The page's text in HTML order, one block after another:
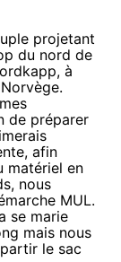
projetant
du nord de
à
de préparer
afin
matériel en
nous
MUL.
se marie
mais nous
le sac